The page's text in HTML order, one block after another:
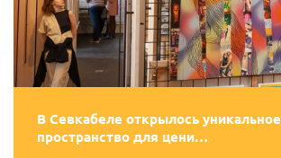
В Севкабеле открылось уникальное
пространство для цени…